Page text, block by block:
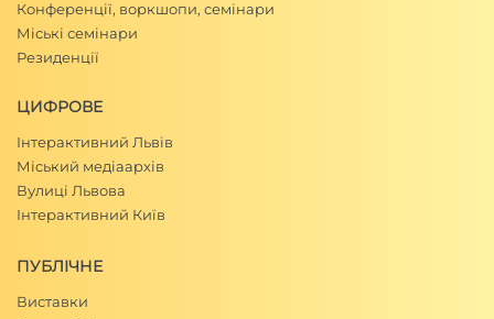
Конференції, воркшопи, семінари
Міські семінари
Резиденції
ЦИФРОВЕ
Інтерактивний Львів
Міський медіаархів
Вулиці Львова
Інтерактивний Київ
ПУБЛІЧНЕ
Виставки